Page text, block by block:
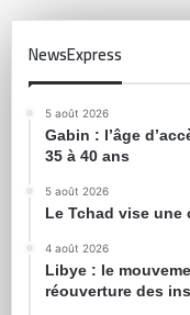
NewsExpress
5 août 2026
Gabin : l’âge
35 à 40 ans
5 août 2026
Le Tchad vise une
4 août 2026
Libye : le
réouverture des